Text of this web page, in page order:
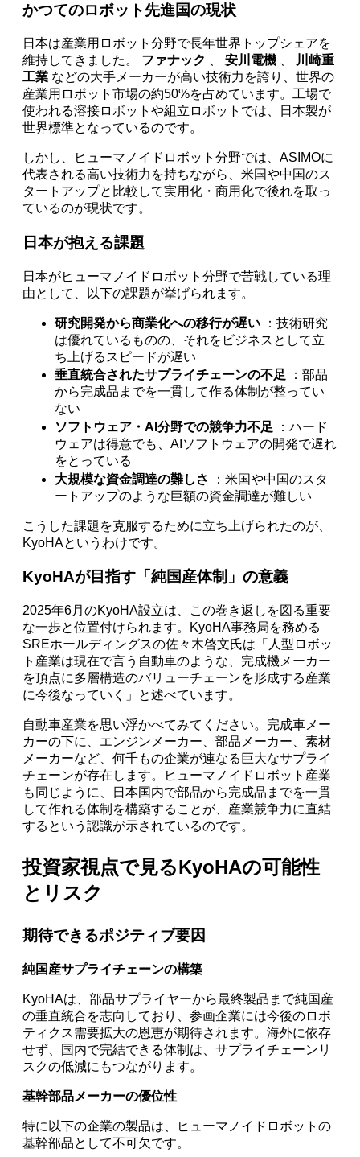
かつてのロボット先進国の現状
日本は産業用ロボット分野で長年世界トップシェアを
維持してきました。 ファナック 、安川電機
川崎重
工業 などの大手メーカーが高い技術力を誇り、世界の
産業用ロボット市場の約50%を占めています。工場で
使われる溶接ロボットや組立ロボットでは、日本製が
世界標準となっているのです。
しかし、ヒューマノイドロボット分野では、ASIMOに
代表される高い技術力を持ちながら、米国や中国のス
タートアップと比較して実用化・商用化で後れを取っ
ているのが現状です。
日本が抱える課題
日本がヒューマノイドロボット分野で苦戦している理
由として、以下の課題が挙げられます。
研究開発から商業化への移行が遅い ：技術研究
は優れているものの、それをビジネスとして立
ち上げるスピードが遅い
垂直統合されたサプライチェーンの不足 ：部品
から完成品までを一貫して作る体制が整ってい
ない
ソフトウェア・AI分野での競争力不足 ：ハード
ウェアは得意でも、AIソフトウェアの開発で遅れ
をとっている
大規模な資金調達の難しさ
：米国や中国のスタ
ートアップのような巨額の資金調達が難しい
こうした課題を克服するために立ち上げられたのが、
KyoHAというわけです。
KyoHAが目指す「純国産体制」の意義
2025年6月のKyoHA設立は、この巻き返しを図る重要
な一歩と位置付けられます。KyoHA事務局を務める
SREホールディングスの佐々木啓文氏は「人型ロボッ
ト産業は現在で言う自動車のような、完成機メーカー
を頂点に多層構造のバリューチェーンを形成する産業
に今後なっていく」と述べています。
自動車産業を思い浮かべてみてください。完成車メー
カーの下に、エンジンメーカー、部品メーカー、素材
メーカーなど、何千もの企業が連なる巨大なサプライ
チェーンが存在します。ヒューマノイドロボット産業
も同じように、日本国内で部品から完成品までを一貫
して作れる体制を構築することが、産業競争力に直結
するという認識が示されているのです。
投資家視点で見るKyoHAの可能性
とリスク
期待できるポジティブ要因
純国産サプライチェーンの構築
KyoHAは、部品サプライヤーから最終製品まで純国産
の垂直統合を志向しており、参画企業には今後のロボ
ティクス需要拡大の恩恵が期待されます。海外に依存
せず、国内で完結できる体制は、サプライチェーンリ
スクの低減にもつながります。
基幹部品メーカーの優位性
特に以下の企業の製品は、ヒューマノイドロボットの
基幹部品として不可欠です。